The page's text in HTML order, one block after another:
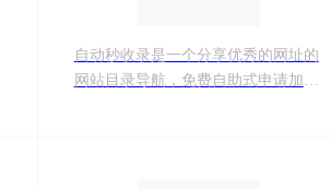
自动秒收录是一个分享优秀的网址的
网站目录导航，免费自助式申请加入